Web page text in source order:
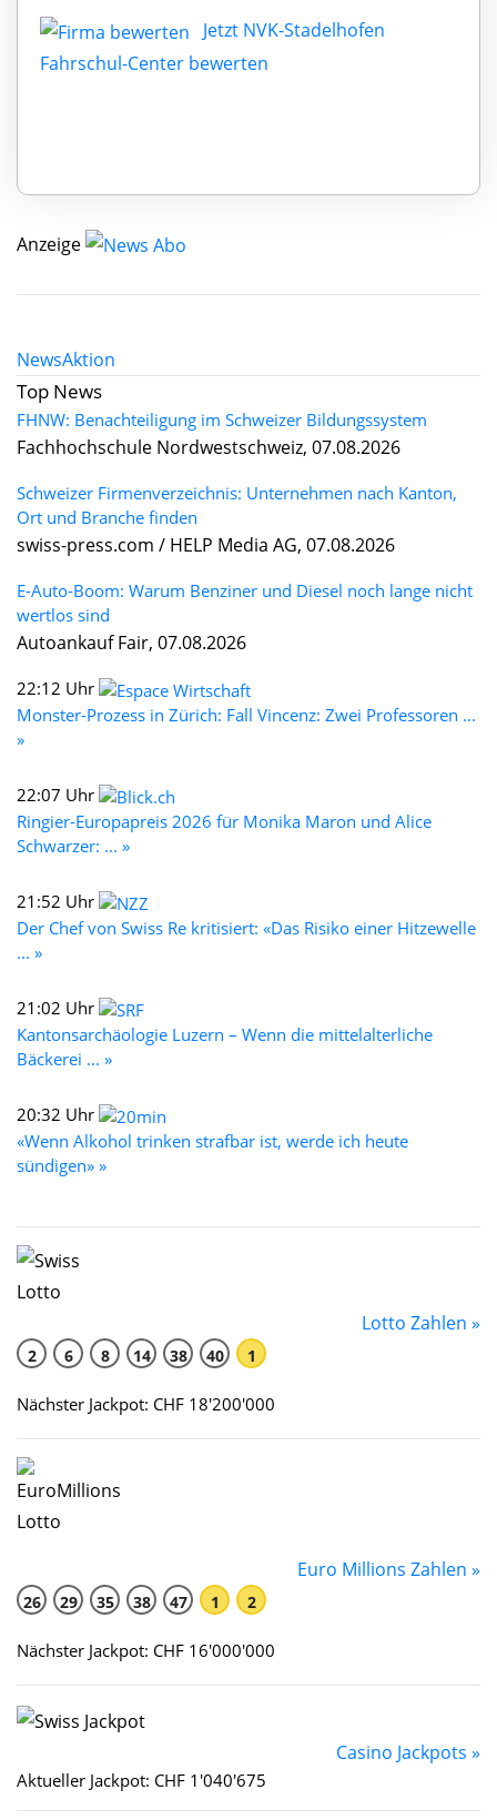
Jetzt NVK-Stadelhofen
Fahrschul-Center bewerten
Anzeige
NewsAktion
Top News
FHNW: Benachteiligung im Schweizer Bildungssystem
Fachhochschule Nordwestschweiz, 07.08.2026
Schweizer Firmenverzeichnis: Unternehmen nach Kanton,
Ort und Branche finden
swiss-press.com / HELP Media AG, 07.08.2026
E-Auto-Boom: Warum Benziner und Diesel noch lange nicht
wertlos sind
Autoankauf Fair, 07.08.2026
22:12 Uhr
Monster-Prozess in Zürich: Fall Vincenz: Zwei Professoren ...
»
22:07 Uhr
Ringier-Europapreis 2026 für Monika Maron und Alice
Schwarzer: ... »
21:52 Uhr
Der Chef von Swiss Re kritisiert: «Das Risiko einer Hitzewelle
... »
21:02 Uhr
Kantonsarchäologie Luzern – Wenn die mittelalterliche
Bäckerei ... »
20:32 Uhr
«Wenn Alkohol trinken strafbar ist, werde ich heute
sündigen» »
Lotto Zahlen »
2 6 8 14 38 40 1
Nächster Jackpot: CHF 18'200'000
Euro Millions Zahlen »
26 29 35 38 47 1 2
Nächster Jackpot: CHF 16'000'000
Casino Jackpots »
Aktueller Jackpot: CHF 1'040'675